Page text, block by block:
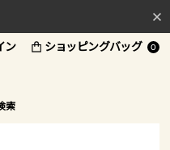
ン ショッピングバッグ 0
索